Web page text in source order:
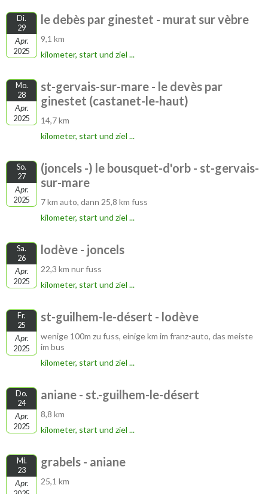
Di.
29
Apr.
2025
le debès par ginestet - murat sur vèbre
9,1 km
kilometer, start und ziel ...
Mo.
28
Apr.
2025
st-gervais-sur-mare - le devès par
ginestet (castanet-le-haut)
14,7 km
kilometer, start und ziel ...
So.
27
Apr.
2025
(joncels -) le bousquet-d'orb - st-gervais-
sur-mare
7 km auto, dann 25,8 km fuss
kilometer, start und ziel ...
Sa.
26
Apr.
2025
lodève - joncels
22,3 km nur fuss
kilometer, start und ziel ...
Fr.
25
Apr.
2025
st-guilhem-le-désert - lodève
wenige 100m zu fuss, einige km im franz-auto, das meiste
im bus
kilometer, start und ziel ...
Do.
24
Apr.
2025
aniane - st.-guilhem-le-désert
8,8 km
kilometer, start und ziel ...
Mi.
23
Apr.
grabels - aniane
25,1 km